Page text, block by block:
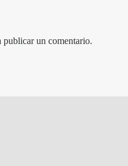
publicar un comentario.